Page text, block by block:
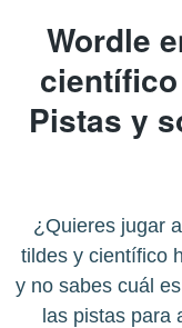
Wordle
Pistas y
¿Quieres jugar
tildes y científico
y no sabes cuál
las pistas para